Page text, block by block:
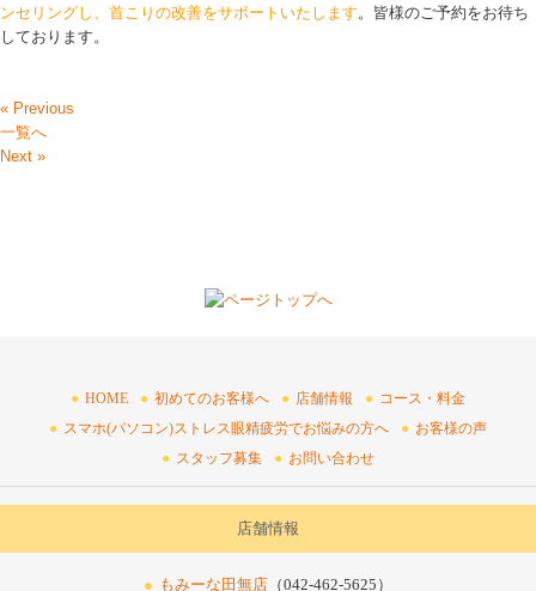
ンセリングし、首こりの改善をサポートいたします。皆様のご予約をお待ち
しております。
« Previous
一覧へ
Next »
HOME 初めてのお客様へ 店舗情報
コース・料金
スマホ(パソコン)ストレス眼精疲労でお悩みの方へ
お客様の声
スタッフ募集
お問い合わせ
店舗情報
もみーな田無店 （042-462-5625）